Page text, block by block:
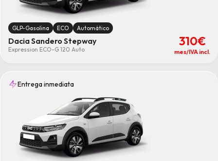
GLP-Gasolina ECO Automático
Dacia Sandero Stepway
Expression ECO-G 120 Auto
310€
mes/IVA incl.
Entrega inmediata